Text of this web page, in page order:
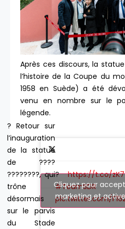
Après ces discours, la
l’histoire de la Coupe du
1958 en Suède) a été
venu en nombre sur le
légende.
? Retour sur
l’inauguration
de la statue
de ????
????????, qui
trône
désormais
sur le parvis
du Stade
?️https://t.co/
#TeamSDR
pic.twitter.com/
Cliquez pour
marketing et